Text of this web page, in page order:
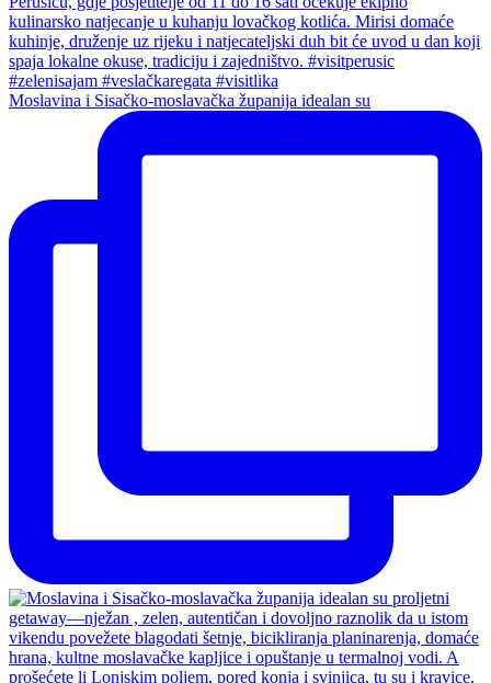
Moslavina i Sisačko-moslavačka županija idealan su